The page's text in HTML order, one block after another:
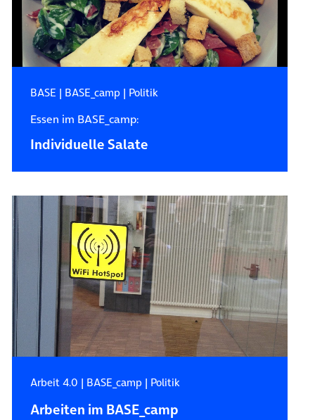
BASE | BASE_camp | Politik
Essen im BASE_camp:
Individuelle Salate
Arbeit 4.0 | BASE_camp | Politik
Arbeiten im BASE_camp